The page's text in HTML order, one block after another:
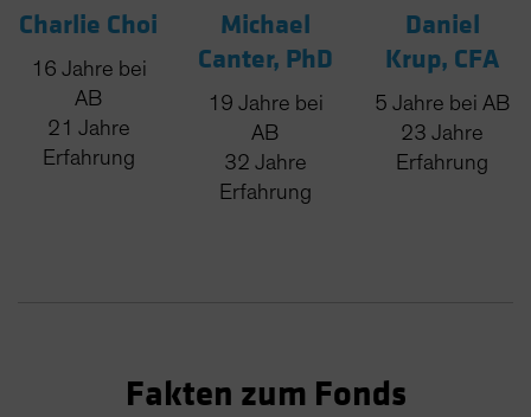
Charlie Choi
16 Jahre bei
AB
21 Jahre
Erfahrung
Michael
Canter, PhD
19 Jahre bei
AB
32 Jahre
Erfahrung
Daniel
Krup, CFA
5 Jahre bei AB
23 Jahre
Erfahrung
Fakten zum Fonds